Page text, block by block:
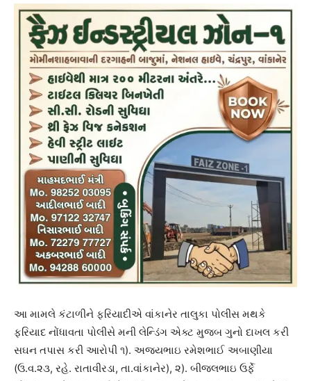
આ મામલે કંટાળીને ફરિયાદીએ વાંકાનેર તાલુકા પોલીસ મથકે
ફરિયાદ નોંધાવતા પોલીસે મની લેન્ડિંગ એક્ટ મુજબ ગુનો દાખલ કરી
સઘન તપાસ કરી આરોપી ૧). અજયભાઇ રમેશભાઈ અબાણીયા
(ઉ.વ.૨૩, રહે. રાતાવીરડા, તા.વાંકાનેર), ૨). બીજલભાઇ ઉર્ફે